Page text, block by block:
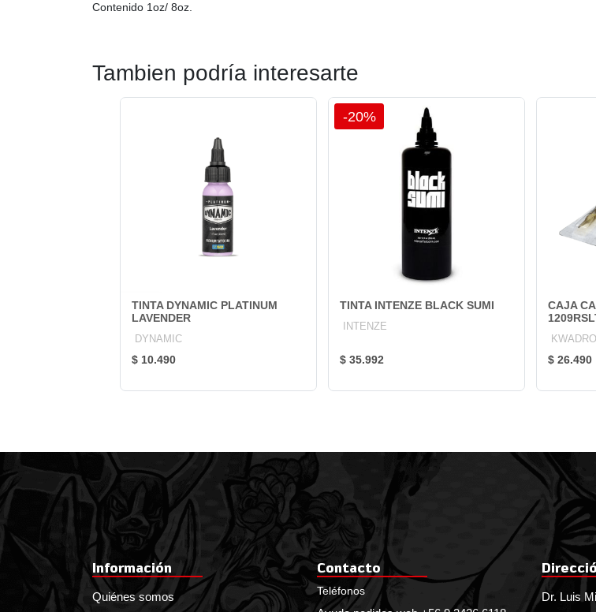
Contenido 1oz/ 8oz.
Tambien podría interesarte
TINTA DYNAMIC PLATINUM
LAVENDER
DYNAMIC
$ 10.490
-20%
TINTA INTENZE BLACK SUMI
INTENZE
$ 35.992
CAJA
$ 26.490
Información
Quiénes somos
Contacto
Teléfonos Dr. Luis